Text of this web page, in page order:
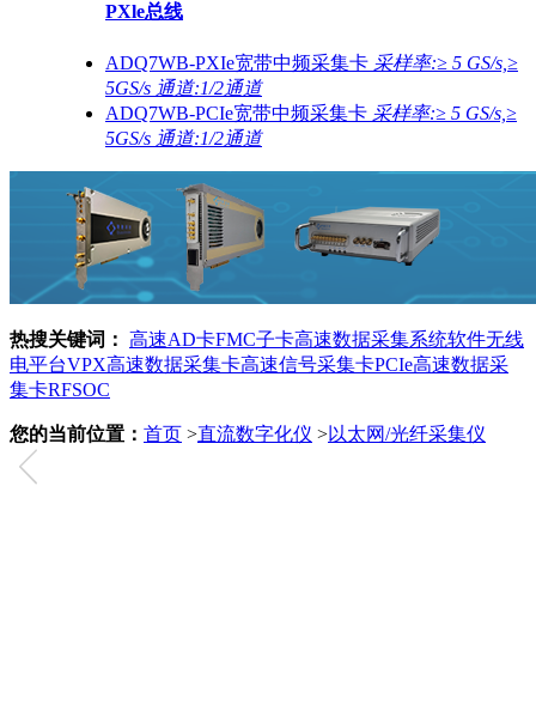
PXle总线
ADQ7WB-PXIe宽带中频采集卡 采样率:≥ 5 GS/s,≥
5GS/s 通道:1/2通道
ADQ7WB-PCIe宽带中频采集卡 采样率:≥ 5 GS/s,≥
5GS/s 通道:1/2通道
热搜关键词： 高速AD卡FMC子卡高速数据采集系统软件无线
电平台VPX高速数据采集卡高速信号采集卡PCIe高速数据采
集卡RFSOC
您的当前位置： 首页 >直流数字化仪 >以太网/光纤采集仪